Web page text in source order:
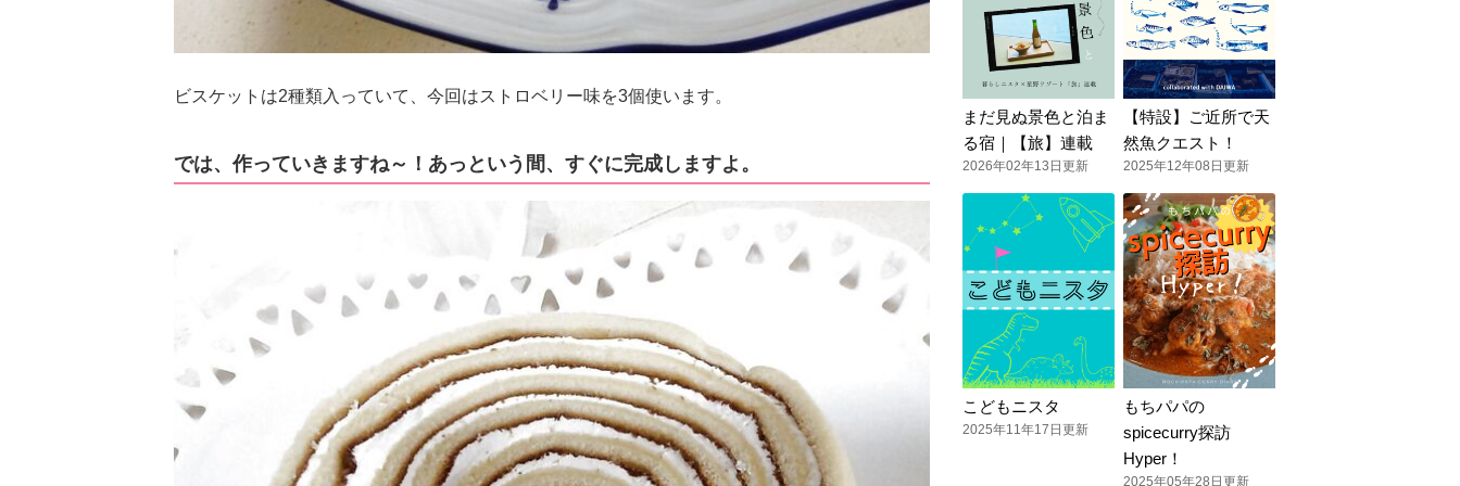
ビスケットは2種類入っていて、今回はストロベリー味を3個使います。
では、作っていきますね～！あっという間、すぐに完成しますよ。
まだ見ぬ景色と泊ま
る宿｜【旅】連載
2026年02年13日更新
【特設】ご近所で天
然魚クエスト！
2025年12年08日更新
こどもニスタ
2025年11年17日更新
もちパパの
spicecurry探訪
Hyper！
2025年05年28日更新